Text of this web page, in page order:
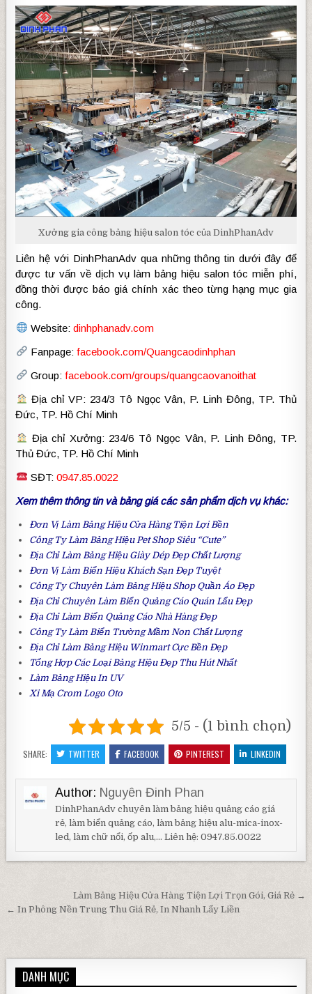
Xưởng gia công bảng hiệu salon tóc của DinhPhanAdv
Liên hệ với DinhPhanAdv qua những thông tin dưới đây để
được tư vấn về dịch vụ làm bảng hiệu salon tóc miễn phí,
đồng thời được báo giá chính xác theo từng hạng mục gia
công.
Website: dinhphanadv.com
Fanpage: facebook.com/Quangcaodinhphan
Group: facebook.com/groups/quangcaovanoithat
Địa chỉ VP: 234/3 Tô Ngọc Vân, P. Linh Đông, TP. Thủ
Đức, TP. Hồ Chí Minh
Địa chỉ Xưởng: 234/6 Tô Ngọc Vân, P. Linh Đông, TP.
Thủ Đức, TP. Hồ Chí Minh
SĐT: 0947.85.0022
Xem thêm thông tin và bảng giá các sản phẩm dịch vụ khác:
Đơn Vị Làm Bảng Hiệu Cửa Hàng Tiện LợiBền
Công Ty Làm Bảng Hiệu Pet ShopSiêu “Cute”
Địa Chỉ Làm Bảng Hiệu Giày DépĐẹp Chất Lượng
Đơn Vị Làm Biển Hiệu Khách Sạn Đẹp Tuyệt
Công Ty Chuyên Làm Bảng Hiệu Shop Quần Áo Đẹp
Địa Chỉ Chuyên Làm Biển Quảng Cáo Quán LẩuĐẹp
Địa Chỉ Làm Biển Quảng Cáo Nhà HàngĐẹp
Công Ty Làm Biển Trường Mầm Non Chất Lượng
Địa Chỉ Làm Bảng Hiệu WinmartCực Bền Đẹp
Tổng Hợp Các Loại Bảng Hiệu ĐẹpThu Hút Nhất
Làm Bảng Hiệu In UV
Xi Mạ Crom Logo Oto
5/5 - (1 bình chọn)
SHARE: TWITTER FACEBOOK PINTEREST LINKEDIN
Author: Nguyên Đinh Phan
DinhPhanAdv chuyên làm bảng hiệu quảng cáo giá
rẻ, làm biển quảng cáo, làm bảng hiệu alu-mica-inox-
led, làm chữ nổi, ốp alu,... Liên hệ: 0947.85.0022
Điều hướng bài viết
Làm Bảng Hiệu Cửa Hàng Tiện Lợi Trọn Gói, Giá Rẻ →
← In Phông Nền Trung Thu Giá Rẻ, In Nhanh Lấy Liền
DANH MỤC